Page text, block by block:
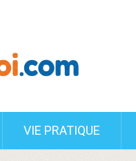
VIE PRATIQUE